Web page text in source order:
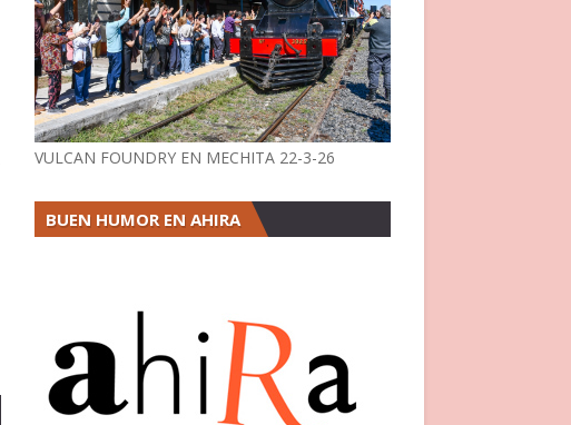
VULCAN FOUNDRY EN MECHITA 22-3-26
BUEN HUMOR EN AHIRA